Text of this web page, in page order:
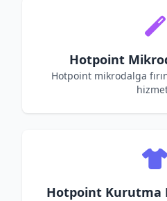
Hotpoint
Hotpoint mikrodalga
Hotpoint Kurutma